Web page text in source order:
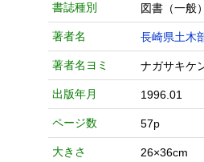
書誌種別 図書（一般）
著者名 長崎県土木
著者名ヨミ ナガサキケ
出版年月 1996.01
ページ数 57p
大きさ 26×36cm